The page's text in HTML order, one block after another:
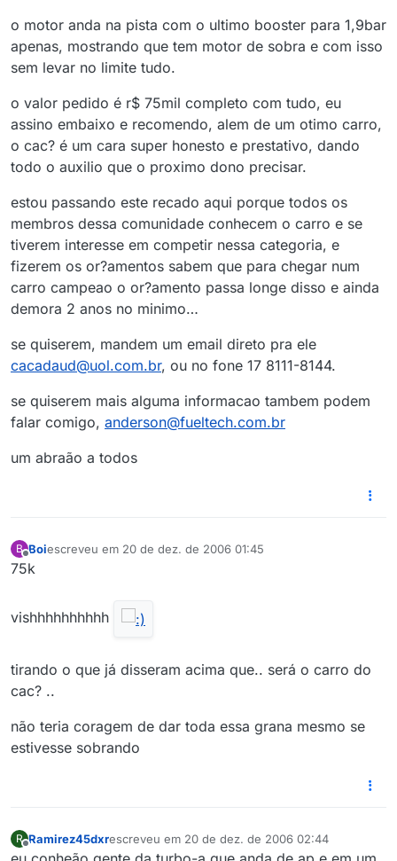
o motor anda na pista com o ultimo booster para 1,9bar
apenas, mostrando que tem motor de sobra e com isso
sem levar no limite tudo.
o valor pedido é r$ 75mil completo com tudo, eu
assino embaixo e recomendo, alem de um otimo carro,
o cac? é um cara super honesto e prestativo, dando
todo o auxilio que o proximo dono precisar.
estou passando este recado aqui porque todos os
membros dessa comunidade conhecem o carro e se
tiverem interesse em competir nessa categoria, e
fizerem os or?amentos sabem que para chegar num
carro campeao o or?amento passa longe disso e ainda
demora 2 anos no minimo…
se quiserem, mandem um email direto pra ele
cacadaud@uol.com.br, ou no fone 17 8111-8144.
se quiserem mais alguma informacao tambem podem
falar comigo, anderson@fueltech.com.br
um abraão a todos
B
Offline
Boiescreveu em 20 de dez. de 2006 01:45
última edição por
75k
vishhhhhhhhhh
tirando o que já disseram acima que.. será o carro do
cac? ..
não teria coragem de dar toda essa grana mesmo se
estivesse sobrando
R
Offline
Ramirez45dxrescreveu em 20 de dez. de 2006 02:44
última edição por